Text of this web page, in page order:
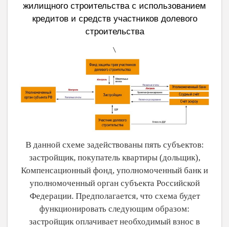
жилищного строительства с использованием
кредитов и средств участников долевого
строительства
\
В данной схеме задействованы пять субъектов:
застройщик, покупатель квартиры (дольщик),
Компенсационный фонд, уполномоченный банк и
уполномоченный орган субъекта Российской
Федерации. Предполагается, что схема будет
функционировать следующим образом:
застройщик оплачивает необходимый взнос в